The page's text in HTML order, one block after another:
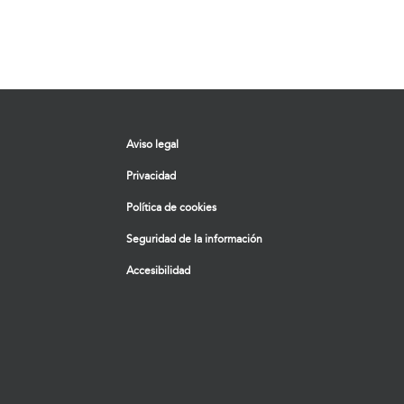
Aviso legal
Privacidad
Política de cookies
Seguridad de la información
Accesibilidad